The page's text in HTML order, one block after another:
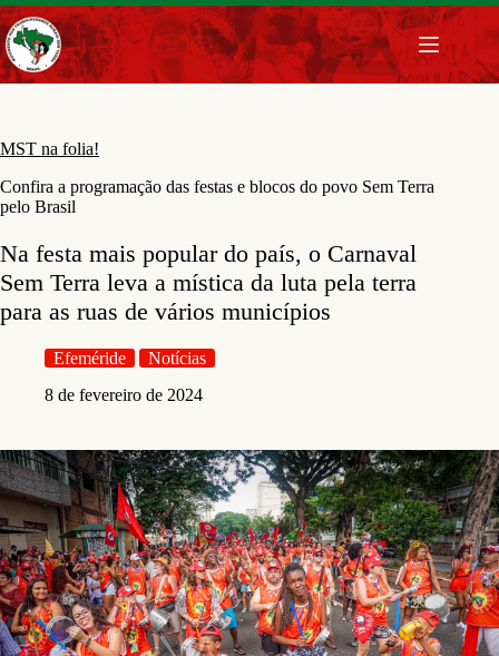
Pular
para
o
conteúdo
MST na folia!
Confira a programação das festas e blocos do povo Sem Terra
pelo Brasil
Na festa mais popular do país, o Carnaval
Sem Terra leva a mística da luta pela terra
para as ruas de vários municípios
Efeméride
Notícias
8 de fevereiro de 2024